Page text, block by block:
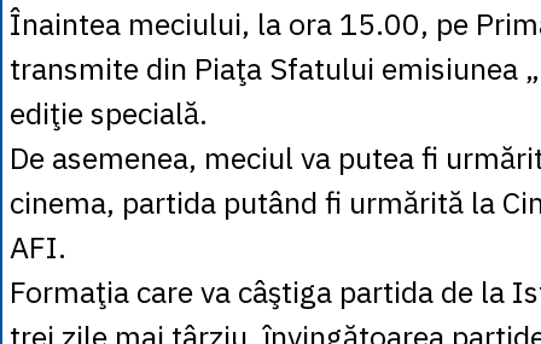
Înaintea meciului, la ora 15.00, pe
transmite din Piaţa Sfatului emisiunea
ediţie specială.
De asemenea, meciul va putea fi
cinema, partida putând fi urmărită la
AFI.
Formaţia care va câştiga partida de la